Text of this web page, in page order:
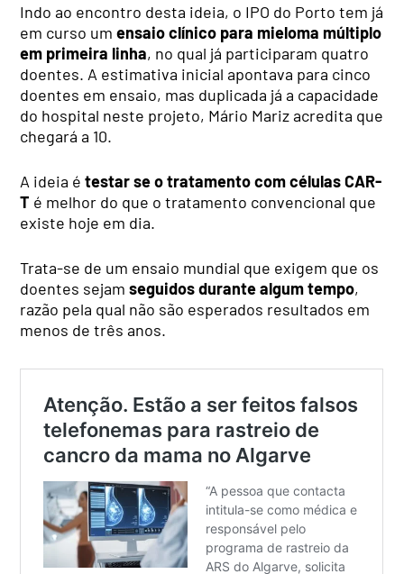
Indo ao encontro desta ideia, o IPO do Porto tem já
em curso umensaio clínico para mieloma múltiplo
em primeira linha, no qual já participaram quatro
doentes. A estimativa inicial apontava para cinco
doentes em ensaio, mas duplicada já a capacidade
do hospital neste projeto, Mário Mariz acredita que
chegará a 10.
A ideia é testar se o tratamento com células CAR-
T é melhor do que o tratamento convencional que
existe hoje em dia.
Trata-se de um ensaio mundial que exigem que os
doentes sejam seguidos durante algum tempo,
razão pela qual não são esperados resultados em
menos de três anos.